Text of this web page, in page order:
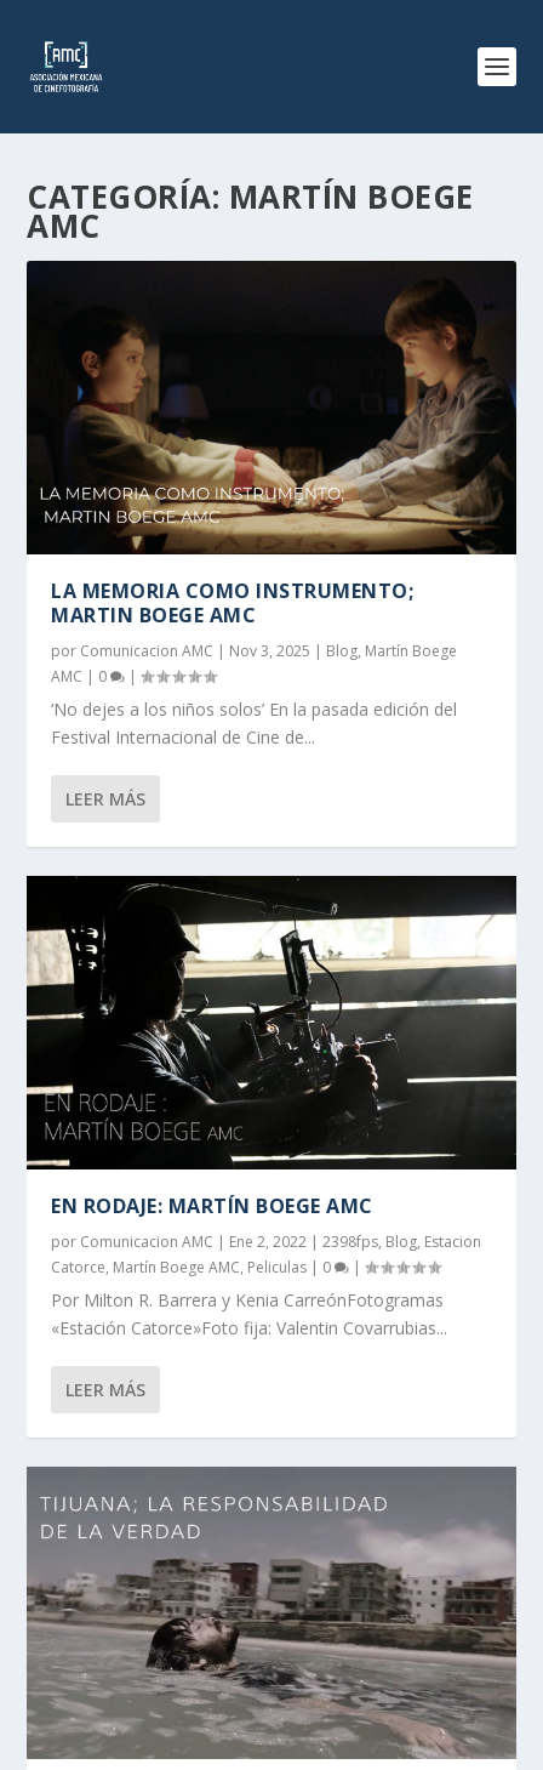
CATEGORÍA: MARTÍN BOEGE
AMC
LA MEMORIA COMO INSTRUMENTO;
MARTIN BOEGE AMC
por Comunicacion AMC | Nov 3, 2025 | Blog, Martín Boege
AMC | 0 |
‘No dejes a los niños solos’ En la pasada edición del
Festival Internacional de Cine de...
LEER MÁS
EN RODAJE: MARTÍN BOEGE AMC
por Comunicacion AMC | Ene 2, 2022 |2398fps, Blog, Estacion
Catorce, Martín Boege AMC, Peliculas | 0 |
Por Milton R. Barrera y Kenia CarreónFotogramas
«Estación Catorce»Foto fija: Valentin Covarrubias...
LEER MÁS